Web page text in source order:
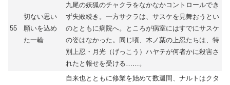
55
切ない思い
願いを込め
た一輪
九尾の妖狐のチャクラをなかなかコントロールでき
ず失敗続き。一方サクラは、サスケを見舞おうとい
のとともに病院へ。ところが病室にはすでにサスケ
の姿はなかった。同じ頃、木ノ葉の上忍たちは、特
別上忍・月光（げっこう）ハヤテが何者かに殺害さ
れたと報せを受ける……。
自来也とともに修業を始めて数週間、ナルトはクタ